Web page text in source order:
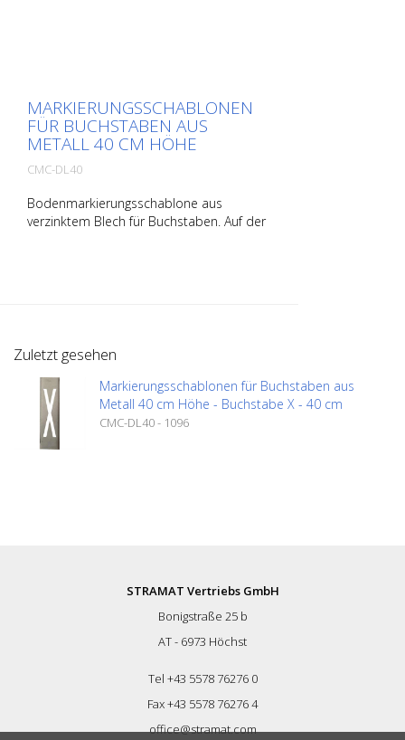
MARKIERUNGSSCHABLONEN
FÜR BUCHSTABEN AUS
METALL 40 CM HÖHE
CMC-DL40
Bodenmarkierungsschablone aus
verzinktem Blech für Buchstaben. Auf der
Zuletzt gesehen
Markierungsschablonen für Buchstaben aus
Metall 40 cm Höhe - Buchstabe X - 40 cm
CMC-DL40 - 1096
STRAMAT Vertriebs GmbH
Bonigstraße 25 b
AT - 6973 Höchst
Tel +43 5578 76276 0
Fax +43 5578 76276 4
office@stramat.com